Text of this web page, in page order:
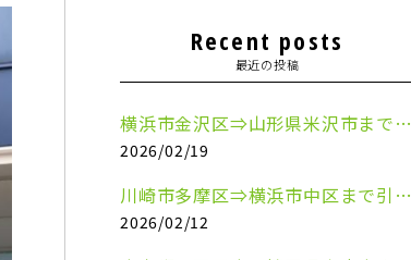
Recent posts
最近の投稿
横浜市金沢区⇒山形県米沢市まで引越しのお手伝いをさせていただきました
2026/02/19
川崎市多摩区⇒横浜市中区まで引越しのお手伝いをさせていただきました
2026/02/12